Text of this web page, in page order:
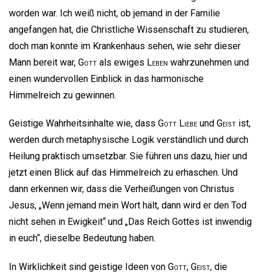
worden war. Ich weiß nicht, ob jemand in der Familie
angefangen hat, die Christliche Wissenschaft zu studieren,
doch man konnte im Krankenhaus sehen, wie sehr dieser
Mann bereit war, Gott als ewiges Leben wahrzunehmen und
einen wundervollen Einblick in das harmonische
Himmelreich zu gewinnen.
Geistige Wahrheitsinhalte wie, dass Gott Liebe und Geist ist,
werden durch metaphysische Logik verständlich und durch
Heilung praktisch umsetzbar. Sie führen uns dazu, hier und
jetzt einen Blick auf das Himmelreich zu erhaschen. Und
dann erkennen wir, dass die Verheißungen von Christus
Jesus, „Wenn jemand mein Wort hält, dann wird er den Tod
nicht sehen in Ewigkeit“ und „Das Reich Gottes ist inwendig
in euch“, dieselbe Bedeutung haben.
In Wirklichkeit sind geistige Ideen von Gott, Geist, die